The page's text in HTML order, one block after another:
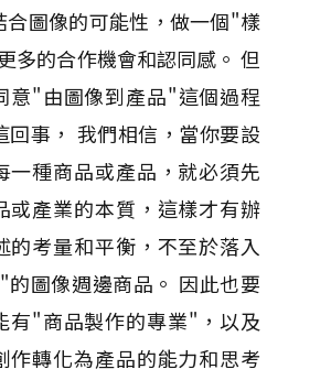
合圖像的可能性，做一個"樣
多的合作機會和認同感。 但
意"由圖像到產品"這個過程
事， 我們相信，當你要設
一種商品或產品，就必須先
或產業的本質，這樣才有辦
的考量和平衡，不至於落入
圖像週邊商品。 因此也要
有"商品製作的專業"，以及
作轉化為產品的能力和思考